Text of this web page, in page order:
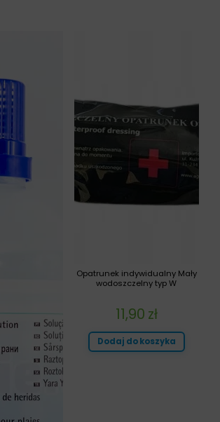
Opatrunek indywidualny Mały
wodoszczelny typ W
11,90 zł
Dodaj do koszyka